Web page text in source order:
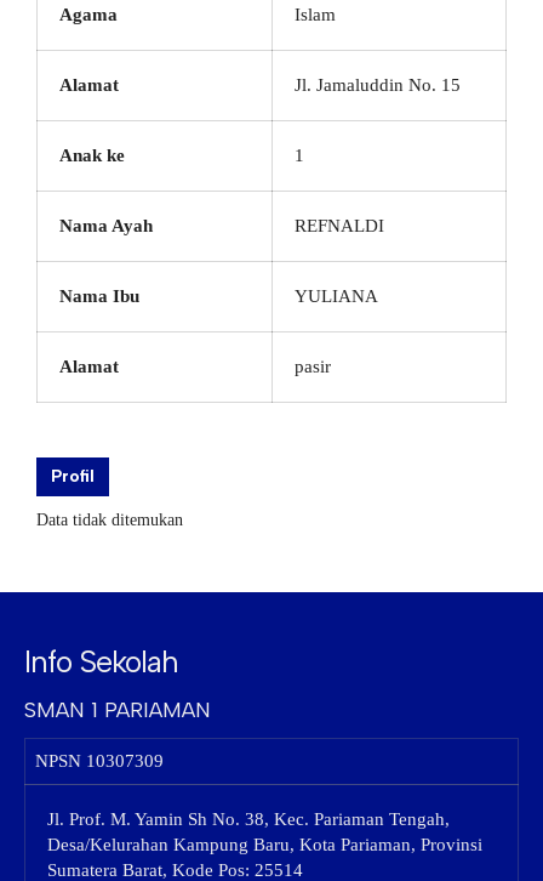
Agama Islam
Alamat Jl. Jamaluddin No. 15
Anak ke 1
Nama Ayah REFNALDI
Nama Ibu YULIANA
Alamat pasir
Profil
Data tidak ditemukan
Info Sekolah
SMAN 1 PARIAMAN
NPSN 10307309
Jl. Prof. M. Yamin Sh No. 38, Kec. Pariaman Tengah,
Desa/Kelurahan Kampung Baru, Kota Pariaman, Provinsi
Sumatera Barat, Kode Pos: 25514